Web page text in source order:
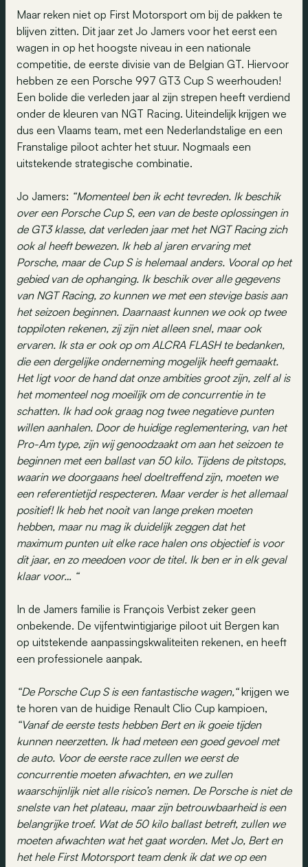
Maar reken niet op First Motorsport om bij de pakken te
blijven zitten. Dit jaar zet Jo Jamers voor het eerst een
wagen in op het hoogste niveau in een nationale
competitie, de eerste divisie van de Belgian GT. Hiervoor
hebben ze een Porsche 997 GT3 Cup S weerhouden!
Een bolide die verleden jaar al zijn strepen heeft verdiend
onder de kleuren van NGT Racing. Uiteindelijk krijgen we
dus een Vlaams team, met een Nederlandstalige en een
Franstalige piloot achter het stuur. Nogmaals een
uitstekende strategische combinatie.
Jo Jamers: “Momenteel ben ik echt tevreden. Ik beschik
over een Porsche Cup S, een van de beste oplossingen in
de GT3 klasse, dat verleden jaar met het NGT Racing zich
ook al heeft bewezen. Ik heb al jaren ervaring met
Porsche, maar de Cup S is helemaal anders. Vooral op het
gebied van de ophanging. Ik beschik over alle gegevens
van NGT Racing, zo kunnen we met een stevige basis aan
het seizoen beginnen. Daarnaast kunnen we ook op twee
toppiloten rekenen, zij zijn niet alleen snel, maar ook
ervaren. Ik sta er ook op om ALCRA FLASH te bedanken,
die een dergelijke onderneming mogelijk heeft gemaakt.
Het ligt voor de hand dat onze ambities groot zijn, zelf al is
het momenteel nog moeilijk om de concurrentie in te
schatten. Ik had ook graag nog twee negatieve punten
willen aanhalen. Door de huidige reglementering, van het
Pro-Am type, zijn wij genoodzaakt om aan het seizoen te
beginnen met een ballast van 50 kilo. Tijdens de pitstops,
waarin we doorgaans heel doeltreffend zijn, moeten we
een referentietijd respecteren. Maar verder is het allemaal
positief! Ik heb het nooit van lange preken moeten
hebben, maar nu mag ik duidelijk zeggen dat het
maximum punten uit elke race halen ons objectief is voor
dit jaar, en zo meedoen voor de titel. Ik ben er in elk geval
klaar voor… “
In de Jamers familie is François Verbist zeker geen
onbekende. De vijfentwintigjarige piloot uit Bergen kan
op uitstekende aanpassingskwaliteiten rekenen, en heeft
een professionele aanpak.
“De Porsche Cup S is een fantastische wagen,“krijgen we
te horen van de huidige Renault Clio Cup kampioen,
“Vanaf de eerste tests hebben Bert en ik goeie tijden
kunnen neerzetten. Ik had meteen een goed gevoel met
de auto. Voor de eerste race zullen we eerst de
concurrentie moeten afwachten, en we zullen
waarschijnlijk niet alle risico’s nemen. De Porsche is niet de
snelste van het plateau, maar zijn betrouwbaarheid is een
belangrijke troef. Wat de 50 kilo ballast betreft, zullen we
moeten afwachten wat het gaat worden. Met Jo, Bert en
het hele First Motorsport team denk ik dat we op een